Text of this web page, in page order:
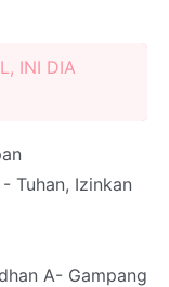
INI DIA
Tuhan, Izinkan
A- Gampang